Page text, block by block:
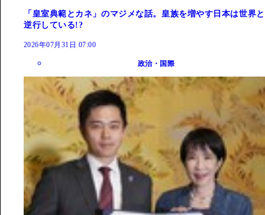
「皇室典範とカネ」のマジメな話。皇族を増やす日本は世界と
逆行している!?
2026年07月31日 07:00
政治・国際